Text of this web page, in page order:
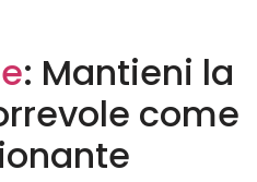
: Mantieni la
come